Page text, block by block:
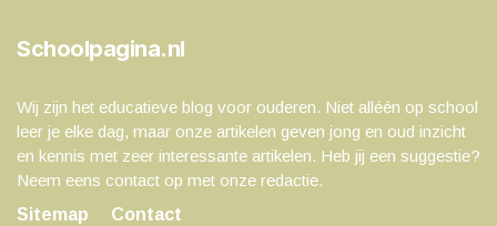
Schoolpagina.nl
Wij zijn het educatieve blog voor ouderen. Niet alléén op school
leer je elke dag, maar onze artikelen geven jong en oud inzicht
en kennis met zeer interessante artikelen. Heb jij een suggestie?
Neem eens contact op met onze redactie.
Sitemap
Contact